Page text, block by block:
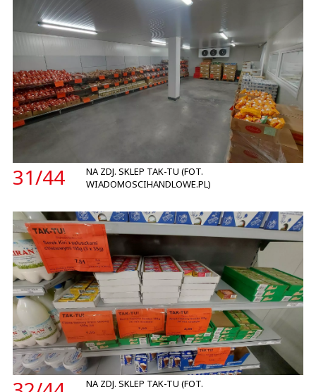
31/44
NA ZDJ. SKLEP TAK-TU (FOT.
WIADOMOSCIHANDLOWE.PL)
NA ZDJ. SKLEP TAK-TU (FOT.